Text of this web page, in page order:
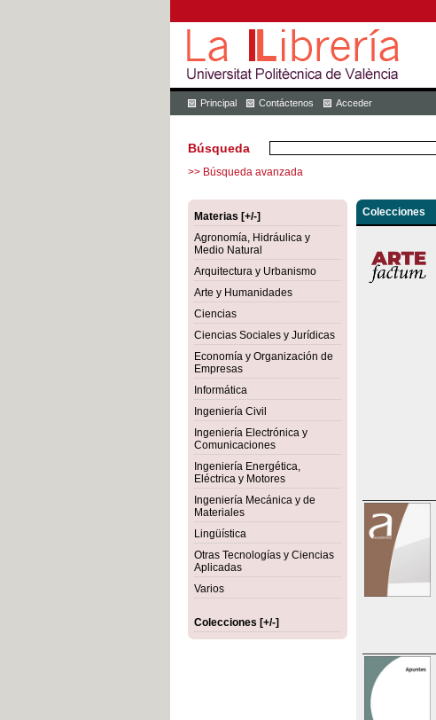
Principal Contáctenos Acceder
Búsqueda
>> Búsqueda avanzada
Materias [+/-]
Agronomía, Hidráulica y
Medio Natural
Arquitectura y Urbanismo
Arte y Humanidades
Ciencias
Ciencias Sociales y Jurídicas
Economía y Organización de
Empresas
Informática
Ingeniería Civil
Ingeniería Electrónica y
Comunicaciones
Ingeniería Energética,
Eléctrica y Motores
Ingeniería Mecánica y de
Materiales
Lingüística
Otras Tecnologías y Ciencias
Aplicadas
Varios
Colecciones [+/-]
Colecciones